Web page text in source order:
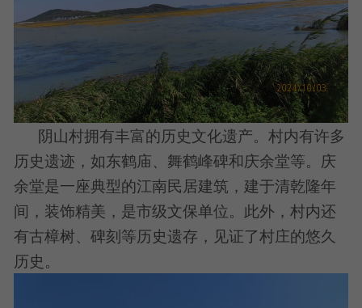
阴山村拥有丰富的历史文化遗产。村内有许多
历史遗迹，如东鹤庙、舞鹤峰碑和庆余堂等。庆
余堂是一座典型的江南民居建筑，建于清乾隆年
间，装饰精美，是市级文保单位。此外，村内还
有古樟树、碑刻等历史遗存，见证了村庄的悠久
历史。